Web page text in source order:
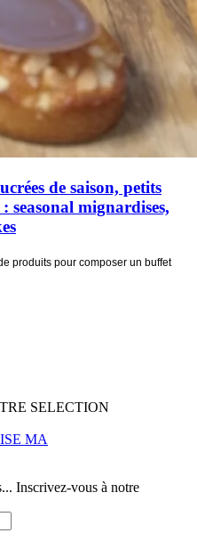
de saison, petits
seasonal mignardises,
produits pour composer un buffet
SELECTION
MA
Inscrivez-vous à notre